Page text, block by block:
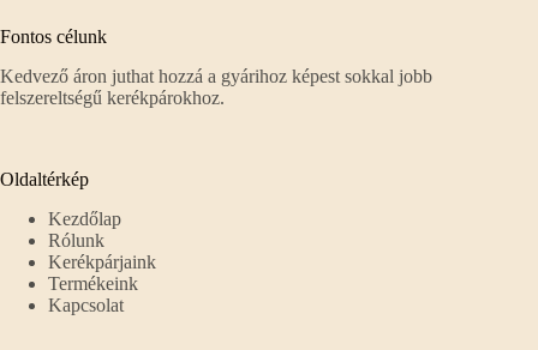
Fontos célunk
Kedvező áron juthat hozzá a gyárihoz képest sokkal jobb
felszereltségű kerékpárokhoz.
Oldaltérkép
Kezdőlap
Rólunk
Kerékpárjaink
Termékeink
Kapcsolat